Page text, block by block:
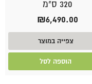
320 ס"מ
₪6,490.00
צפייה במוצר
הוספה לסל